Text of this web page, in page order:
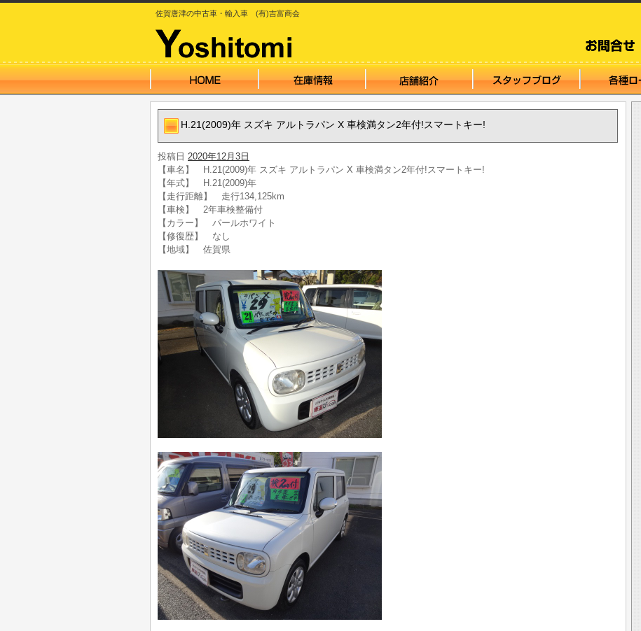
佐賀唐津の中古車・輸入車 (有)吉富商会
H.21(2009)年 スズキ アルトラパン X 車検満タン2年付!スマートキー!
投稿日 2020年12月3日
【車名】 H.21(2009)年 スズキ アルトラパン X 車検満タン2年付!スマートキー!
【年式】 H.21(2009)年
【走行距離】 走行134,125km
【車検】 2年車検整備付
【カラー】 パールホワイト
【修復歴】 なし
【地域】 佐賀県